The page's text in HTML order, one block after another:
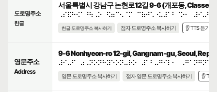
도로명주소
한글
서울특별시 강남구 논현로12길 9-6 (개포동, Classe)
⠠⠎⠯⠓⠪⠁⠘⠳⠠⠕⠀⠫⠶⠉⠢⠈⠍⠀⠉⠷⠚⠡⠐⠥⠼⠁⠃⠈⠕⠂⠀⠼⠊⠤⠋
한글 도로명주소 복사하기 점자 도로명주소 복사하기 👂 TTS 듣기
영문주소
Address
9-6 Nonhyeon-ro 12-gil, Gangnam-gu, Seoul,
영문 도로명주소 복사하기 점자 영문 도로명주소 복사하기 👂 TTS